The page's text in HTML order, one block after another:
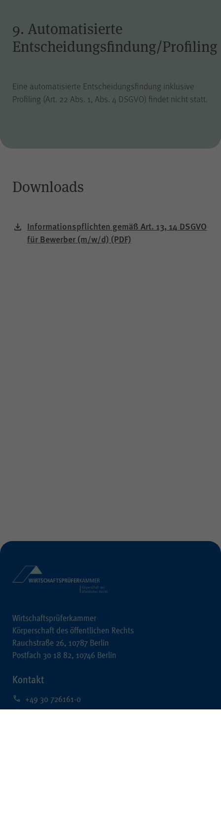
9. Automatisierte
Entscheidungsfindung/Profiling
Eine automatisierte Entscheidungsfindung inklusive
Profiling (Art. 22 Abs. 1, Abs. 4 DSGVO) findet nicht statt.
Downloads
Informationspflichten gemäß Art. 13, 14 DSGVO
für Bewerber (m/w/d) (PDF)
Wirtschaftsprüferkammer
Körperschaft des öffentlichen Rechts
Rauchstraße 26, 10787 Berlin
Postfach 30 18 82, 10746 Berlin
Kontakt
+49 30 726161-0
+49 30 726161-212